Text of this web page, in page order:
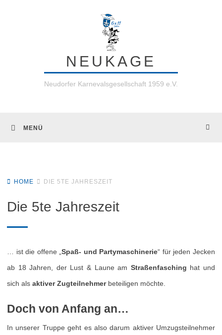
NEUKAGE
Neudorfer Karnevalsgesellschaft 1959 e.V.
MENÜ
HOME DIE 5TE JAHRESZEIT
Die 5te Jahreszeit
… ist die offene „Spaß- und Partymaschinerie“ für jeden Jecken
ab 18 Jahren, der Lust & Laune am Straßenfasching hat und
sich als aktiver Zugteilnehmerbeteiligen möchte.
Doch von Anfang an…
In unserer Truppe geht es also darum aktiver Umzugsteilnehmer